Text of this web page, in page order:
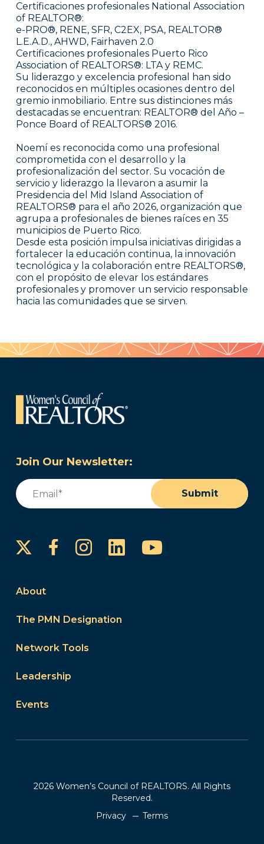
Certificaciones profesionales National Association
of REALTOR®:
e-PRO®, RENE, SFR, C2EX, PSA, REALTOR®
L.E.A.D., AHWD, Fairhaven 2.0
Certificaciones profesionales Puerto Rico
Association of REALTORS®: LTA y REMC.
Su liderazgo y excelencia profesional han sido
reconocidos en múltiples ocasiones dentro del
gremio inmobiliario. Entre sus distinciones más
destacadas se encuentran: REALTOR® del Año –
Ponce Board of REALTORS® 2016.
Noemí es reconocida como una profesional
comprometida con el desarrollo y la
profesionalización del sector. Su vocación de
servicio y liderazgo la llevaron a asumir la
Presidencia del Mid Island Association of
REALTORS® para el año 2026, organización que
agrupa a profesionales de bienes raíces en 35
municipios de Puerto Rico.
Desde esta posición impulsa iniciativas dirigidas a
fortalecer la educación continua, la innovación
tecnológica y la colaboración entre REALTORS®,
con el propósito de elevar los estándares
profesionales y promover un servicio responsable
hacia las comunidades que se sirven.
Join Our Newsletter:
Email
Submit
FacebookInstagram
LinkedInYouTube
About
The PMN Designation
Network Tools
Leadership
Events
2026 Women’s Council of REALTORS. All Rights
Reserved.
Privacy
Terms